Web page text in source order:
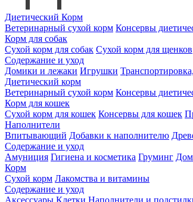
Диетический Корм
Ветеринарный сухой корм Консервы
Корм для собак
Сухой корм для собак Сухой корм для щенков
Содержание и уход
Домики и лежаки Игрушки
Диетический корм
Ветеринарный сухой корм Консервы
Корм для кошек
Сухой корм для кошек Консервы для кошек
Наполнители
Впитывающий Добавки к наполнителю
Содержание и уход
Амуниция Гигиена и косметика Груминг
Корм
Сухой корм Лакомства и витамины
Содержание и уход
Аксессуары Клетки Наполнители и